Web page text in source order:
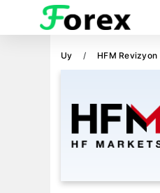
Uy HFM Revizyon